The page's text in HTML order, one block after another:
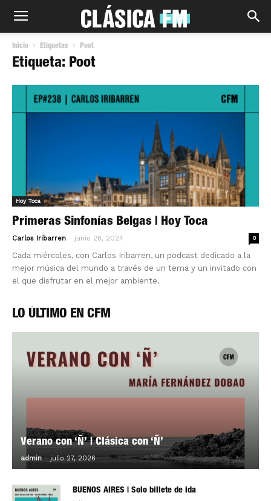
Inicio Etiquetas Poot
Etiqueta: Poot
Hoy Toca
Primeras Sinfonías Belgas | Hoy Toca
Carlos Iribarren - junio 26, 2024 0
Cada miércoles, con Carlos Iribarren, un podcast dedicado a la
mejor música del mundo a través de un tema y un invitado con
el que disfrutar en el mejor ambiente.
LO ÚLTIMO EN CFM
Verano con ‘Ñ’ | Clásica con ‘Ñ’
admin - julio 27, 2026 0
BUENOS AIRES | Solo billete de ida